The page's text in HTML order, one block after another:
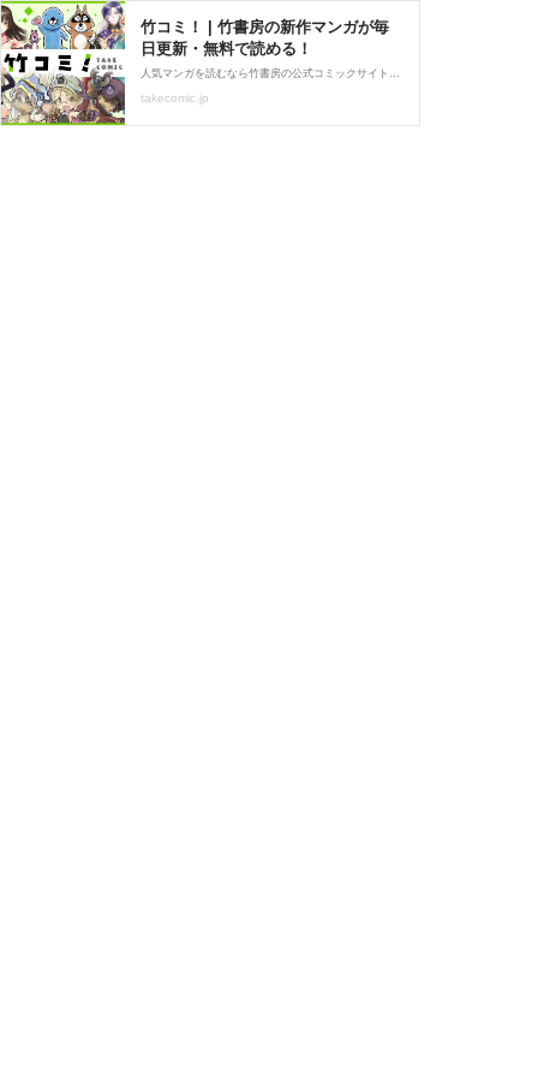
竹コミ！ | 竹書房の新作マンガが毎
日更新・無料で読める！
人気マンガを読むなら竹書房の公式コミックサイト【竹コミ！】。 『メイドインアビス』『ポプテピピック』『ぼのぼの』『魔法少女にあこがれて』など、アニメ化作品の最新話が読める！ 異世界・ラブコメ・ファンタジーからホラー・日常系４コマまで、竹書房の話題作を毎日更新中！
takecomic.jp